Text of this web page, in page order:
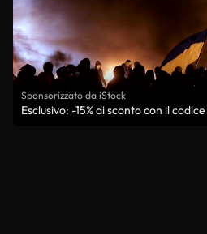
Sponsorizzato da iStock
Esclusivo: -15% di sconto con il codice